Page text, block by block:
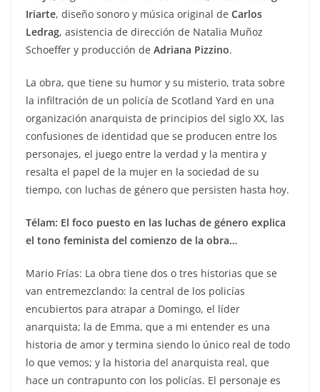
Iriarte, diseño sonoro y música original de Carlos
Ledrag, asistencia de dirección de Natalia Muñoz
Schoeffer y producción de Adriana Pizzino.
La obra, que tiene su humor y su misterio, trata sobre
la infiltración de un policía de Scotland Yard en una
organización anarquista de principios del siglo XX, las
confusiones de identidad que se producen entre los
personajes, el juego entre la verdad y la mentira y
resalta el papel de la mujer en la sociedad de su
tiempo, con luchas de género que persisten hasta hoy.
Télam: El foco puesto en las luchas de género explica
el tono feminista del comienzo de la obra…
Mario Frías: La obra tiene dos o tres historias que se
van entremezclando: la central de los policías
encubiertos para atrapar a Domingo, el líder
anarquista; la de Emma, que a mi entender es una
historia de amor y termina siendo lo único real de todo
lo que vemos; y la historia del anarquista real, que
hace un contrapunto con los policías. El personaje es